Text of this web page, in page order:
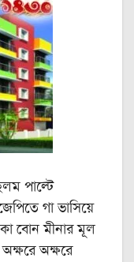
পাল্টে
গা ভাসিয়ে
বোন মীনার মূল
অক্ষরে অক্ষরে